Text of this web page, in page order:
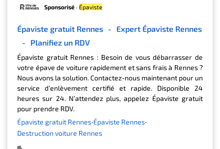
Sponsorisé · Épaviste
Épaviste gratuit Rennes -
Expert Épaviste Rennes
-
Planifiez un RDV
Épaviste gratuit Rennes : Besoin de vous débarrasser de
votre épave de voiture rapidement et sans frais à Rennes ?
Nous avons la solution. Contactez-nous maintenant pour un
service d’enlèvement certifié et rapide. Disponible 24
heures sur 24. N’attendez plus, appelez Épaviste gratuit
pour prendre RDV.
Épaviste gratuit Rennes
Épaviste Rennes
Destruction voiture Rennes